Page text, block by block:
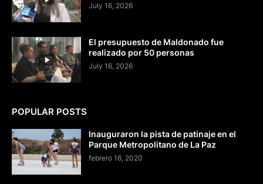
July 16, 2026
El presupuesto de Maldonado fue
realizado por 50 personas
July 16, 2026
POPULAR POSTS
Inauguraron la pista de patinaje en el
Parque Metropolitano de La Paz
febrero 16, 2020